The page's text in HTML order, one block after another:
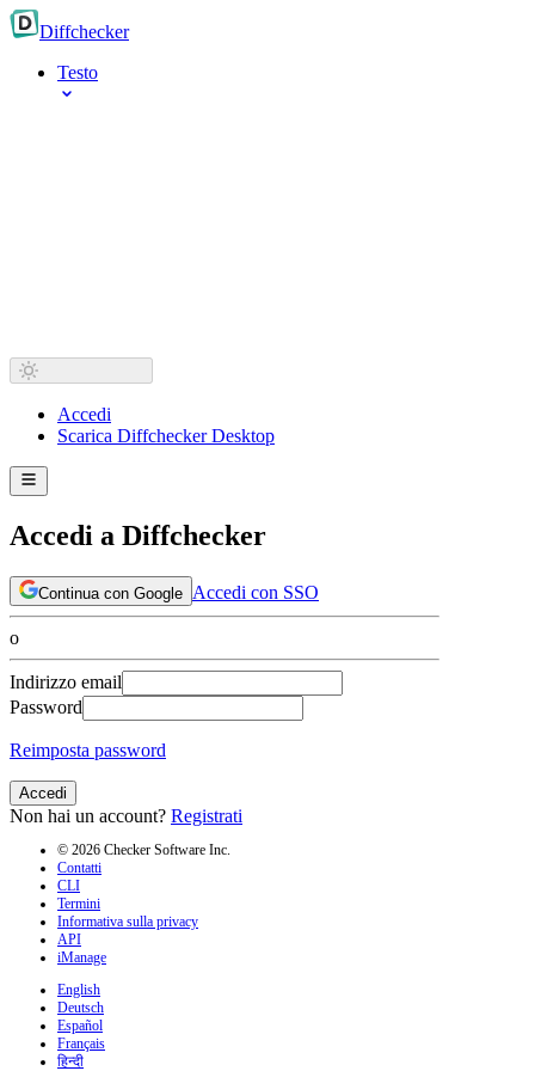
Diffchecker
Testo
Accedi
Scarica Diffchecker Desktop
Accedi a Diffchecker
Continua con Google Accedi con SSO
o
Indirizzo email
Password
Reimposta password
Accedi
Non hai un account? Registrati
© 2026 Checker Software Inc.
Contatti
CLI
Termini
Informativa sulla privacy
API
iManage
English
Deutsch
Español
Français
हिन्दी